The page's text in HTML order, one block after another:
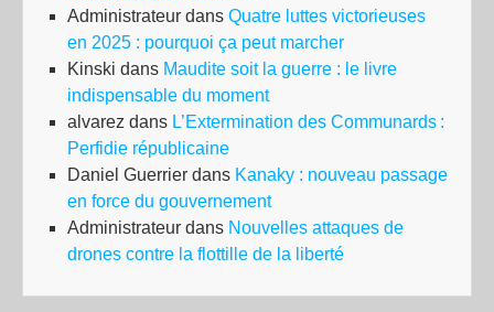
Administrateur dans Quatre luttes victorieuses
en 2025 : pourquoi ça peut marcher
Kinski dans Maudite soit la guerre : le livre
indispensable du moment
alvarez dans L’Extermination des Communards :
Perfidie républicaine
Daniel Guerrier dans Kanaky : nouveau passage
en force du gouvernement
Administrateur dans Nouvelles attaques de
drones contre la flottille de la liberté